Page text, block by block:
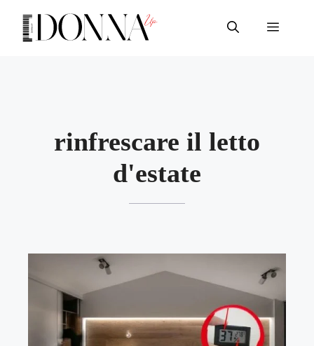
contenuto
Menu
rinfrescare il letto
d'estate